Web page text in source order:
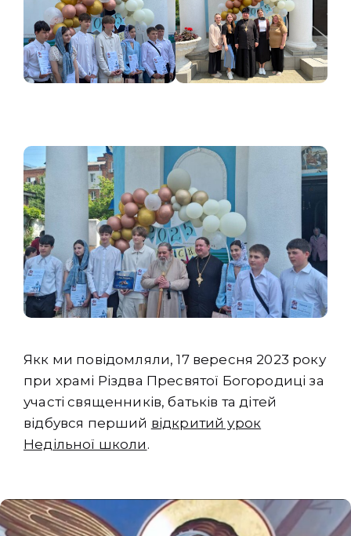
Якк ми повідомляли, 17 вересня 2023 року
при храмі Різдва Пресвятої Богородиці за
участі священників, батьків та дітей
відбувся перший відкритий урок
Недільної школи .